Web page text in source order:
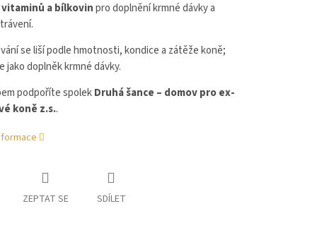
a bílkovinpro doplnění krmné dávky a
se liší podle hmotnosti, kondice a zátěže koně;
jako doplněk krmné dávky.
podpoříte spolekDruhá šance – domov pro ex-
koně z.s..
ZEPTAT SE SDÍLET